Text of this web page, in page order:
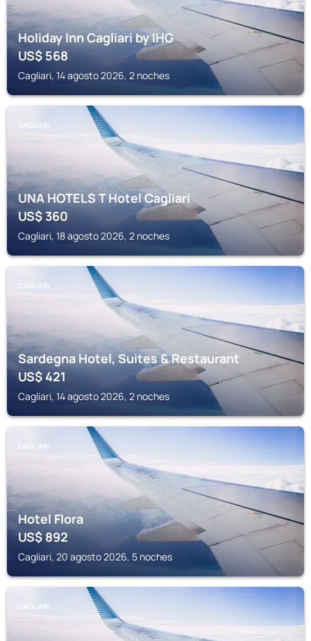
Holiday Inn Cagliari by IHG
US$568
Cagliari, 14 agosto 2026, 2 noches
CAGLIARI
UNA HOTELS T Hotel Cagliari
US$360
Cagliari, 18 agosto 2026, 2 noches
CAGLIARI
Sardegna Hotel, Suites & Restaurant
US$421
Cagliari, 14 agosto 2026, 2 noches
CAGLIARI
Hotel Flora
US$892
Cagliari, 20 agosto 2026, 5 noches
CAGLIARI